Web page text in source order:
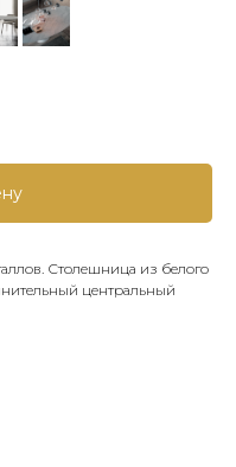
Столешница из белого
центральный